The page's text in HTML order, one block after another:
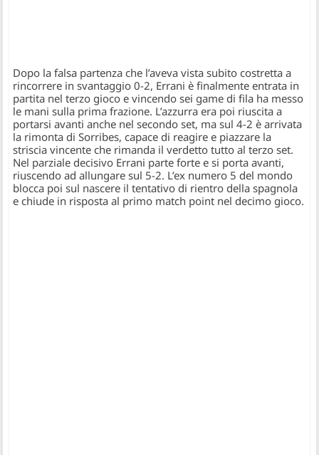
Dopo la falsa partenza che l’aveva vista subito costretta a
rincorrere in svantaggio 0-2, Errani è finalmente entrata in
partita nel terzo gioco e vincendo sei game di fila ha messo
le mani sulla prima frazione. L’azzurra era poi riuscita a
portarsi avanti anche nel secondo set, ma sul 4-2 è arrivata
la rimonta di Sorribes, capace di reagire e piazzare la
striscia vincente che rimanda il verdetto tutto al terzo set.
Nel parziale decisivo Errani parte forte e si porta avanti,
riuscendo ad allungare sul 5-2. L’ex numero 5 del mondo
blocca poi sul nascere il tentativo di rientro della spagnola
e chiude in risposta al primo match point nel decimo gioco.